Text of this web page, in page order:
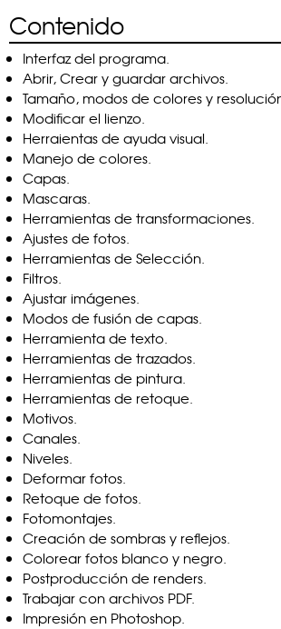
Contenido
Interfaz del programa.
Abrir, Crear y guardar archivos.
Tamaño, modos de colores y
Modificar el lienzo.
Herraientas de ayuda visual.
Manejo de colores.
Capas.
Mascaras.
Herramientas de transformaciones.
Ajustes de fotos.
Herramientas de Selección.
Filtros.
Ajustar imágenes.
Modos de fusión de capas.
Herramienta de texto.
Herramientas de trazados.
Herramientas de pintura.
Herramientas de retoque.
Motivos.
Canales.
Niveles.
Deformar fotos.
Retoque de fotos.
Fotomontajes.
Creación de sombras y reflejos.
Colorear fotos blanco y negro.
Postproducción de renders.
Trabajar con archivos PDF.
Impresión en Photoshop.